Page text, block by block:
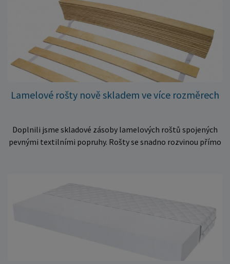
Lamelové rošty nově skladem ve více rozměrech
Doplnili jsme skladové zásoby lamelových roštů spojených
pevnými textilními popruhy. Rošty se snadno rozvinou přímo
množství kusů, proto můžeme objednávky rychle expedovat.
Vyberte si vhodný rozměr a dopřejte své matraci kvalitní
podklad za výhodnou cenu.